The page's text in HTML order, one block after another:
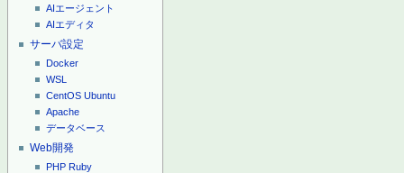
AIエージェント
AIエディタ
サーバ設定
Docker
WSL
CentOS Ubuntu
Apache
データベース
Web開発
PHP Ruby